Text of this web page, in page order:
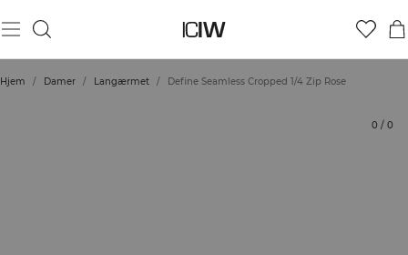
Hjem / Damer / Langærmet / Define Seamless Cropped 1/4 Zip Rose
0 / 0